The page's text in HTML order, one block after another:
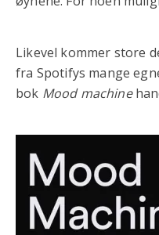
Likevel kommer store
fra Spotifys mange
bok Mood machine